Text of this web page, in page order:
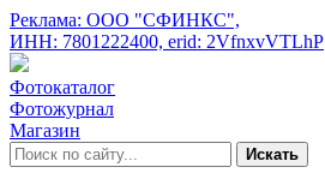
Реклама: ООО "СФИНКС",
ИНН: 7801222400, erid: 2VfnxvVTLhP
Фотокаталог
Фотожурнал
Магазин
Искать